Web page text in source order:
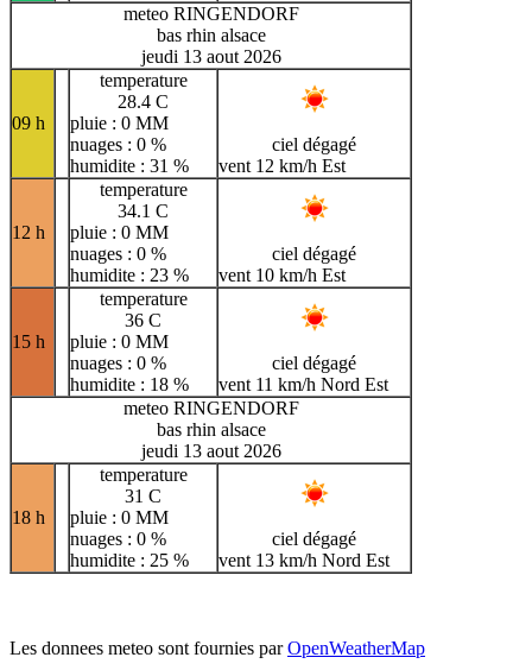
meteo RINGENDORF
bas rhin alsace
jeudi 13 aout 2026
09 h
temperature
28.4 C
pluie : 0 MM
nuages : 0 %
humidite : 31 %
ciel dégagé
vent 12 km/h Est
12 h
temperature
34.1 C
pluie : 0 MM
nuages : 0 %
humidite : 23 %
ciel dégagé
vent 10 km/h Est
15 h
temperature
36 C
pluie : 0 MM
nuages : 0 %
humidite : 18 %
ciel dégagé
vent 11 km/h Nord Est
meteo RINGENDORF
bas rhin alsace
jeudi 13 aout 2026
18 h
temperature
31 C
pluie : 0 MM
nuages : 0 %
humidite : 25 %
ciel dégagé
vent 13 km/h Nord Est
Les donnees meteo sont fournies parOpenWeatherMap